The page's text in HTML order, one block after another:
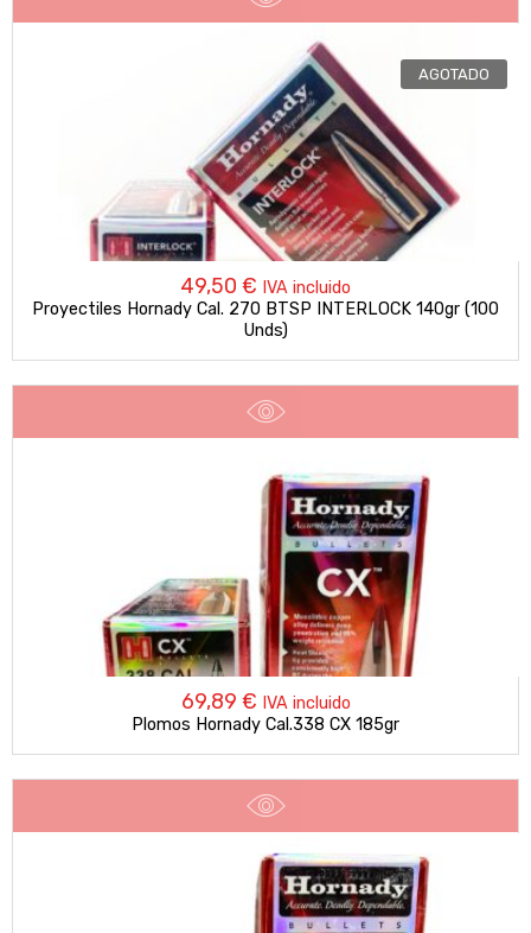
AGOTADO
49,50 € IVA incluido
Proyectiles Hornady Cal. 270 BTSP INTERLOCK 140gr (100
Unds)
69,89 € IVA incluido
Plomos Hornady Cal.338 CX 185gr